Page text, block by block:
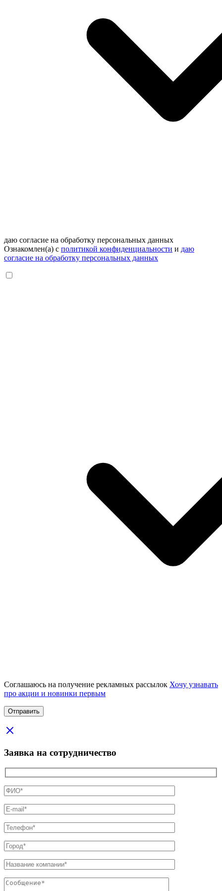
даю согласие на обработку персональных данных
Ознакомлен(а) с политикой конфиденциальности и даю
согласие на обработку персональных данных
Соглашаюсь на получение рекламных рассылок Хочу узнавать
про акции и новинки первым
Заявка на сотрудничество